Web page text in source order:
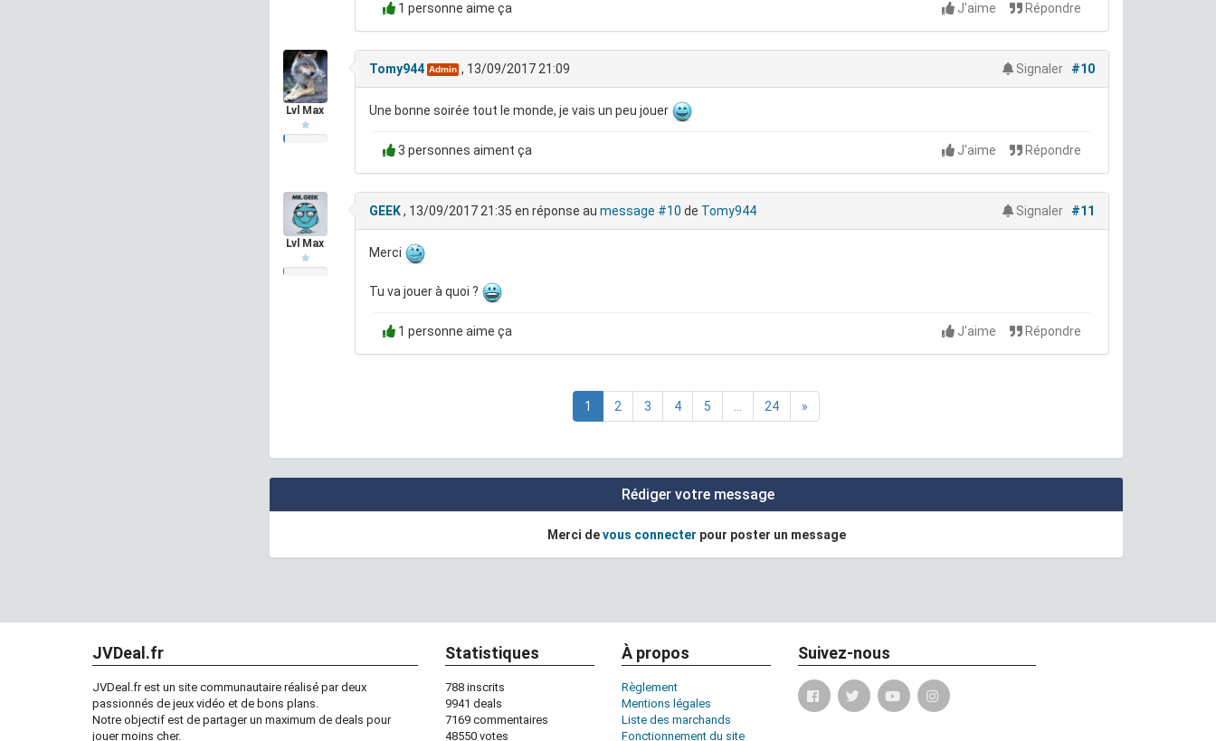
1 personne aime ça J'aime Répondre
Lvl Max
Tomy944 Admin, 13/09/2017 21:09 Signaler #10
Une bonne soirée tout le monde, je vais un peu jouer
3 personnes aiment ça J'aime Répondre
Lvl Max
GEEK, 13/09/2017 21:35 en réponse au message #10 de Tomy944 Signaler #11
Merci
Tu va jouer à quoi ?
1 personne aime ça J'aime Répondre
1 2 3 4 5 24 »
Rédiger votre message
Merci devous connecter pour poster un message
JVDeal.fr
JVDeal.fr est un site communautaire réalisé par deux
passionnés de jeux vidéo et de bons plans.
Notre objectif est de partager un maximum de deals pour
jouer moins cher.
Statistiques
788 inscrits
9941 deals
7169 commentaires
48550 votes
À propos
Règlement
Mentions légales
Liste des marchands
Fonctionnement du site
Suivez-nous